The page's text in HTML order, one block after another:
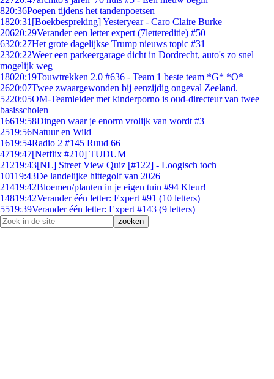
820:36Poepen tijdens het tandenpoetsen
1820:31 [Boekbespreking] Yesteryear - Caro Claire Burke
20620:29Verander een letter expert (7lettereditie) #50
6320:27Het grote dagelijkse Trump nieuws topic #31
2320:22Weer een parkeergarage dicht in Dordrecht, auto's zo snel
mogelijk weg
18020:19Touwtrekken 2.0 #636 - Team 1 beste team *G* *O*
2620:07Twee zwaargewonden bij eenzijdig ongeval Zeeland.
5220:05OM-Teamleider met kinderporno is oud-directeur van twee
basisscholen
16619:58Dingen waar je enorm vrolijk van wordt #3
2519:56Natuur en Wild
1619:54Radio 2 #145 Ruud 66
4719:47[Netflix #210] TUDUM
21219:43[NL] Street View Quiz [#122] - Loogisch toch
10119:43De landelijke hittegolf van 2026
21419:42Bloemen/planten in je eigen tuin #94 Kleur!
14819:42Verander één letter: Expert #91 (10 letters)
5519:39Verander één letter: Expert #143 (9 letters)